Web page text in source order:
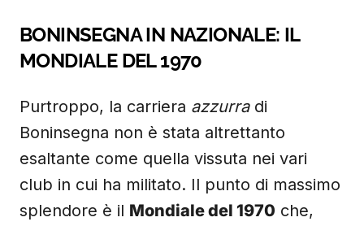
BONINSEGNA IN NAZIONALE: IL
MONDIALE DEL 1970
Purtroppo, la carriera azzurradi
Boninsegna non è stata altrettanto
esaltante come quella vissuta nei vari
club in cui ha militato. Il punto di massimo
splendore è il Mondiale del 1970 che,